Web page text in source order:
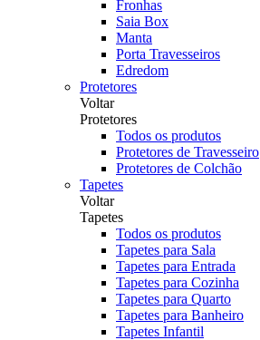
Fronhas
Saia Box
Manta
Porta Travesseiros
Edredom
Protetores
Voltar
Protetores
Todos os produtos
Protetores de Travesseiro
Protetores de Colchão
Tapetes
Voltar
Tapetes
Todos os produtos
Tapetes para Sala
Tapetes para Entrada
Tapetes para Cozinha
Tapetes para Quarto
Tapetes para Banheiro
Tapetes Infantil